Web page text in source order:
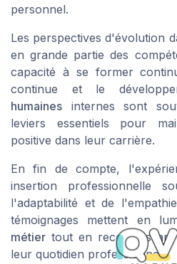
personnel.
Les perspectives d'évolution
en grande partie des
capacité à se former
continue et le
humaines internes sont
leviers essentiels pour
positive dans leur carrière.
En fin de compte,
insertion professionnelle
l'adaptabilité et de
témoignages mettent en
métier tout en
leur quotidien professionnel.